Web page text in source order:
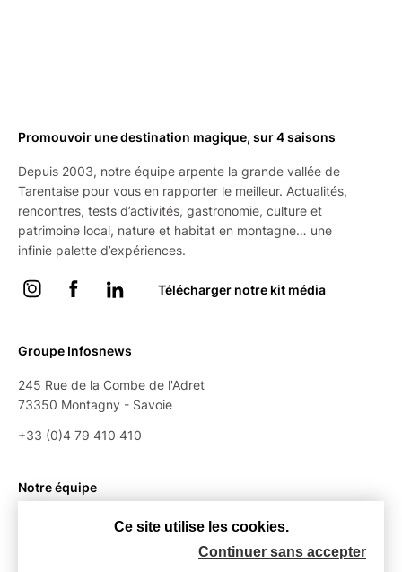
Promouvoir une destination magique, sur 4 saisons
Depuis 2003, notre équipe arpente la grande vallée de
Tarentaise pour vous en rapporter le meilleur. Actualités,
rencontres, tests d’activités, gastronomie, culture et
patrimoine local, nature et habitat en montagne… une
infinie palette d’expériences.
InstagramFacebookLinkedinTélécharger notre kit média
Groupe Infosnews
245 Rue de la Combe de l'Adret
73350 Montagny - Savoie
+33 (0)4 79 410 410
Notre équipe
Ce site utilise les cookies.
Continuer sans accepter